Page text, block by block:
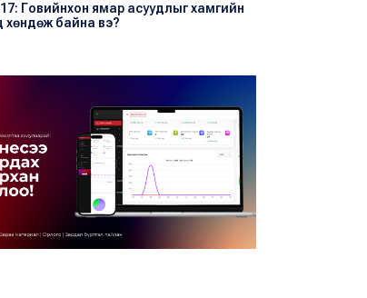
Говийнхон ямар асуудлыг хамгийн
хөндөж байна вэ?